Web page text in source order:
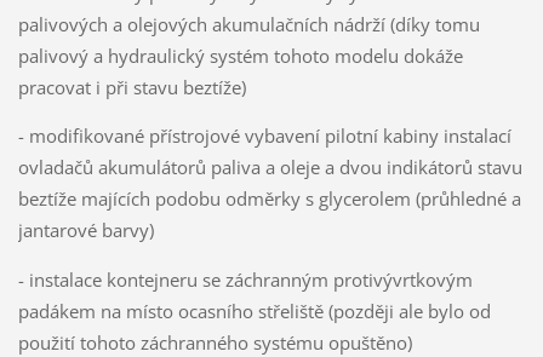
palivových a olejových akumulačních nádrží (díky tomu
palivový a hydraulický systém tohoto modelu dokáže
pracovat i při stavu beztíže)
- modifikované přístrojové vybavení pilotní kabiny instalací
ovladačů akumulátorů paliva a oleje a dvou indikátorů stavu
beztíže majících podobu odměrky s glycerolem (průhledné a
jantarové barvy)
- instalace kontejneru se záchranným protivývrtkovým
padákem na místo ocasního střeliště (později ale bylo od
použití tohoto záchranného systému opuštěno)